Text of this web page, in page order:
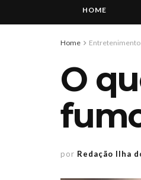
HOME
Home Entretenimento
O
por Redação Ilha